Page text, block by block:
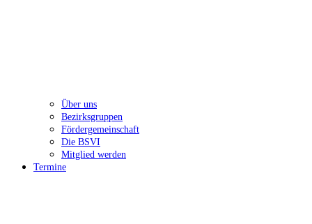
Über uns
Bezirksgruppen
Fördergemeinschaft
Die BSVI
Mitglied werden
Termine